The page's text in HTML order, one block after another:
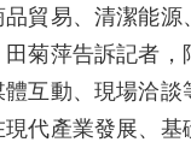
貿易、清潔能源
菊萍告訴記者，
互動、現場洽談
現代產業發展、基